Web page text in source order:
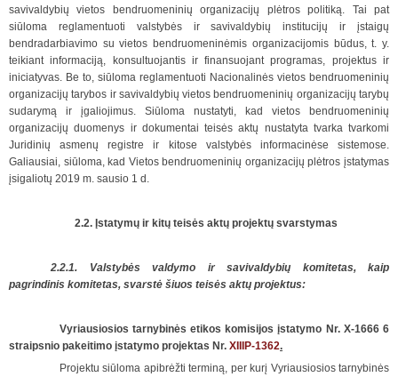
savivaldybių vietos bendruomeninių organizacijų plėtros politiką. Tai pat
siūloma reglamentuoti valstybės ir savivaldybių institucijų ir įstaigų
bendradarbiavimo su vietos bendruomeninėmis organizacijomis būdus, t. y.
teikiant informaciją, konsultuojantis ir finansuojant programas, projektus ir
iniciatyvas. Be to, siūloma reglamentuoti Nacionalinės vietos bendruomeninių
organizacijų tarybos ir savivaldybių vietos bendruomeninių organizacijų tarybų
sudarymą ir įgaliojimus. Siūloma nustatyti, kad vietos bendruomeninių
organizacijų duomenys ir dokumentai teisės aktų nustatyta tvarka tvarkomi
Juridinių asmenų registre ir kitose valstybės informacinėse sistemose.
Galiausiai, siūloma, kad Vietos bendruomeninių organizacijų plėtros įstatymas
įsigaliotų 2019 m. sausio 1 d.
2.2. Įstatymų ir kitų teisės aktų projektų svarstymas
2.2.1. Valstybės valdymo ir savivaldybių komitetas, kaip
pagrindinis komitetas, svarstė šiuos teisės aktų projektus:
Vyriausiosios tarnybinės etikos komisijos įstatymo Nr. X-1666 6
straipsnio pakeitimo įstatymo projektas Nr. XIIIP-1362.
Projektu siūloma apibrėžti terminą, per kurį Vyriausiosios tarnybinės